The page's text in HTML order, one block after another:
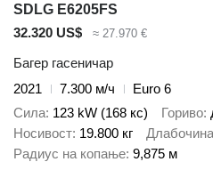
SDLG E6205FS
32.320 US$
≈ 27.970 €
Багер гасеничар
2021
7.300 м/ч
Euro 6
Сила 123 kW (168 кс) Гориво
Носивост 19.800 кг
Радиус на копање 9,875 м